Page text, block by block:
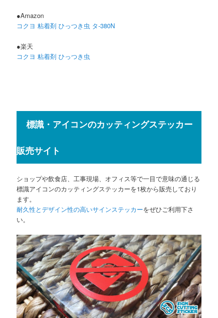
●Amazon
コクヨ 粘着剤 ひっつき虫 タ-380N
●楽天
コクヨ 粘着剤 ひっつき虫
標識・アイコンのカッティングステッカー
販売サイト
ショップや飲食店、工事現場、オフィス等で一目で意味の通じる
標識アイコンのカッティングステッカーを1枚から販売しており
ます。
耐久性とデザイン性の高いサインステッカーをぜひご利用下さ
い。